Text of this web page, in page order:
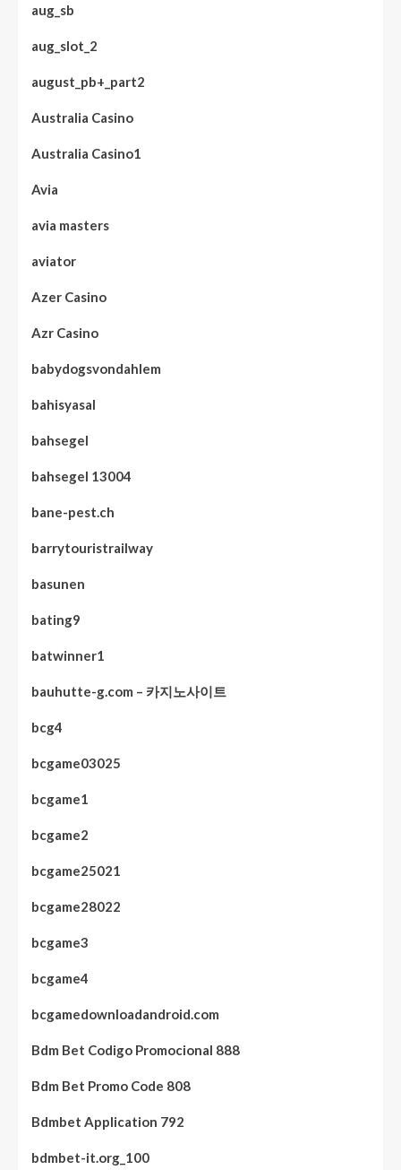
aug_sb
aug_slot_2
august_pb+_part2
Australia Casino
Australia Casino1
Avia
avia masters
aviator
Azer Casino
Azr Casino
babydogsvondahlem
bahisyasal
bahsegel
bahsegel 13004
bane-pest.ch
barrytouristrailway
basunen
bating9
batwinner1
bauhutte-g.com – 카지노사이트
bcg4
bcgame03025
bcgame1
bcgame2
bcgame25021
bcgame28022
bcgame3
bcgame4
bcgamedownloadandroid.com
Bdm Bet Codigo Promocional 888
Bdm Bet Promo Code 808
Bdmbet Application 792
bdmbet-it.org_100